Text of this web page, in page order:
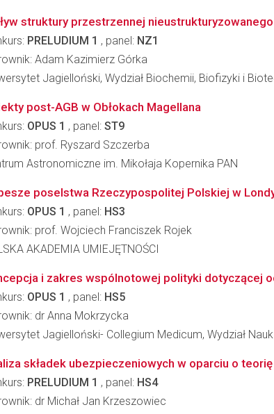
struktury przestrzennej
PRELUDIUM 1 , panel: NZ1
Adam Kazimierz Górka
Jagielloński, Wydział Biochemii, Biofizyki i
post-AGB w Obłokach Magellana
OPUS 1 , panel: ST9
prof. Ryszard Szczerba
Astronomiczne im. Mikołaja Kopernika PAN
poselstwa Rzeczypospolitej Polskiej w
OPUS 1 , panel: HS3
prof. Wojciech Franciszek Rojek
AKADEMIA UMIEJĘTNOŚCI
i zakres wspólnotowej polityki dotyczącej
OPUS 1 , panel: HS5
dr Anna Mokrzycka
Jagielloński- Collegium Medicum, Wydział
składek ubezpieczeniowych w oparciu o
PRELUDIUM 1 , panel: HS4
dr Michał Jan Krzeszowiec